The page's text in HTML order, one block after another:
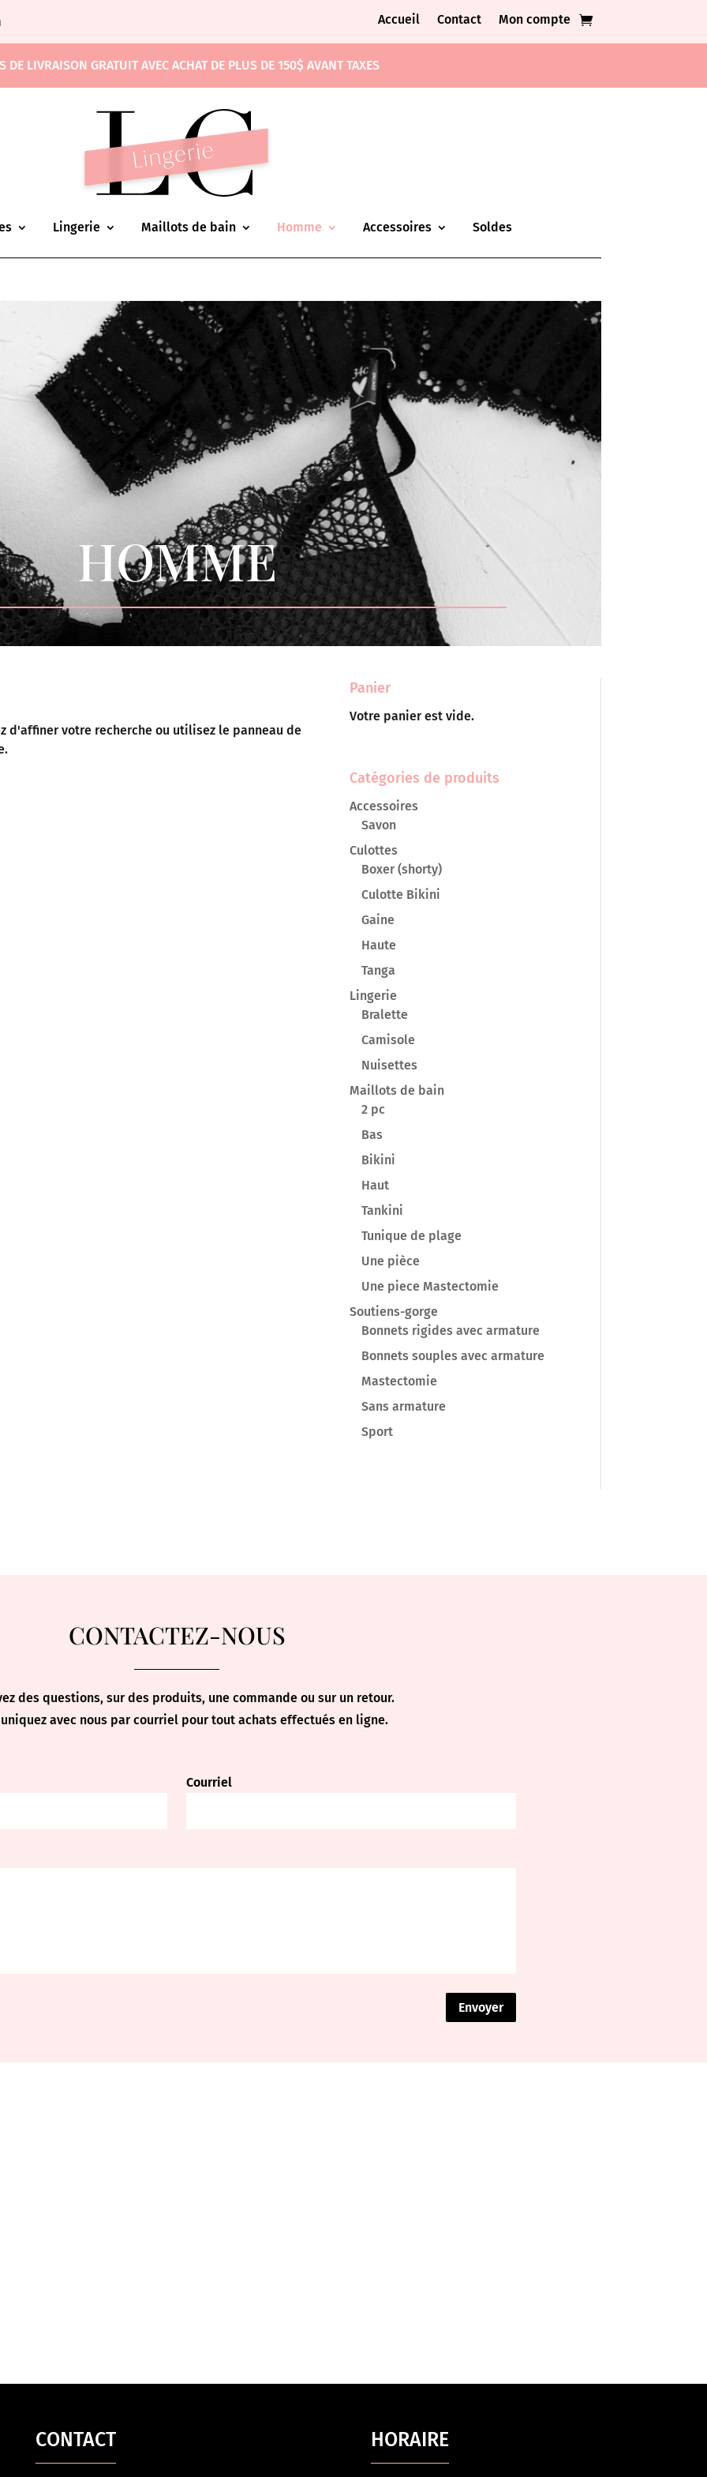
Accueil Contact Mon compte
DE LIVRAISON GRATUIT AVEC ACHAT DE PLUS DE 150$ AVANT TAXES
Lingerie Maillots de bain Homme Accessoires Soldes
HOMME
d'affiner votre recherche ou utilisez le panneau de
Panier
Votre panier est vide.
Catégories de produits
Accessoires
Savon
Culottes
Boxer (shorty)
Culotte Bikini
Gaine
Haute
Tanga
Lingerie
Bralette
Camisole
Nuisettes
Maillots de bain
2 pc
Bas
Bikini
Haut
Tankini
Tunique de plage
Une pièce
Une piece Mastectomie
Soutiens-gorge
Bonnets rigides avec armature
Bonnets souples avec armature
Mastectomie
Sans armature
Sport
CONTACTEZ-NOUS
des questions, sur des produits, une commande ou sur un retour.
avec nous par courriel pour tout achats effectués en ligne.
Courriel
Envoyer
CONTACT HORAIRE